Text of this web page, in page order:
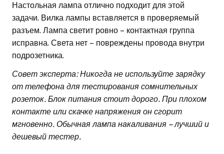
Настольная лампа отлично подходит для этой
задачи. Вилка лампы вставляется в проверяемый
разъем. Лампа светит ровно – контактная группа
исправна. Света нет – повреждены провода внутри
подрозетника.
Совет эксперта: Никогда не используйте зарядку
от телефона для тестирования сомнительных
розеток. Блок питания стоит дорого. При плохом
контакте или скачке напряжения он сгорит
мгновенно. Обычная лампа накаливания – лучший и
дешевый тестер.